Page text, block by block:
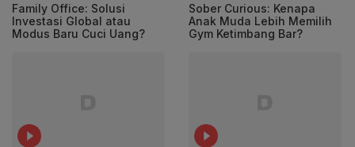
Family Office: Solusi
Investasi Global atau
Modus Baru Cuci Uang?
Sober Curious: Kenapa
Anak Muda Lebih Memilih
Gym Ketimbang Bar?